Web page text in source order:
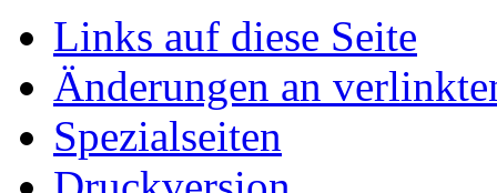
Links auf diese Seite
Änderungen an
Spezialseiten